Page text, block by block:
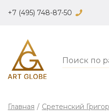
+7 (495) 748-87-50
Главная / Сретенский